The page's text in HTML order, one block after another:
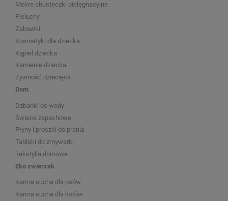
Mokre chusteczki pielęgnacyjne
Pieluchy
Zabawki
Kosmetyki dla dziecka
Kąpiel dziecka
Kamienie dziecka
Żywność dziecięca
Dom
Dzbanki do wody
Świece zapachowe
Płyny i proszki do prania
Tableki do zmywarki
Tekstylia domowe
Eko zwierzak
Karma sucha dla psów
Karma sucha dla kotów